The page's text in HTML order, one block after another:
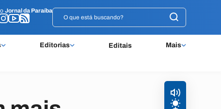
Jornal da Paraíba
Editorias Editais Mais
Jornal da Paraíba